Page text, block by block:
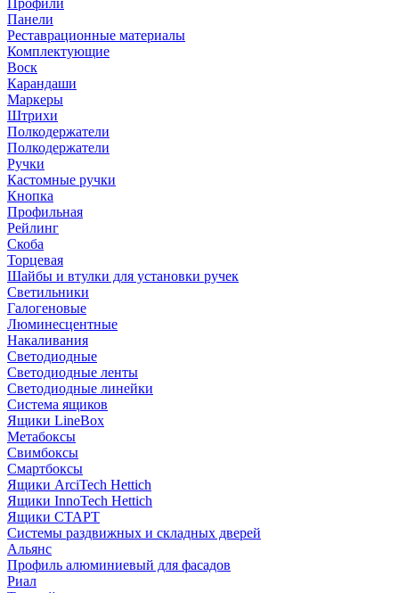
Профили
Панели
Реставрационные материалы
Комплектующие
Воск
Карандаши
Маркеры
Штрихи
Полкодержатели
Полкодержатели
Ручки
Кастомные ручки
Кнопка
Профильная
Рейлинг
Скоба
Торцевая
Шайбы и втулки для установки ручек
Светильники
Галогеновые
Люминесцентные
Накаливания
Светодиодные
Светодиодные ленты
Светодиодные линейки
Система ящиков
Ящики LineBox
Метабоксы
Свимбоксы
Смартбоксы
Ящики ArciTech Hettich
Ящики InnoTech Hettich
Ящики СТАРТ
Системы раздвижных и складных дверей
Альянс
Профиль алюминиевый для фасадов
Риал